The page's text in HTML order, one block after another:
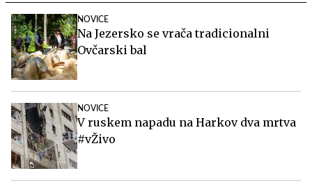
NOVICE
Na Jezersko se vrača tradicionalni
Ovčarski bal
NOVICE
V ruskem napadu na Harkov dva mrtva
#vŽivo